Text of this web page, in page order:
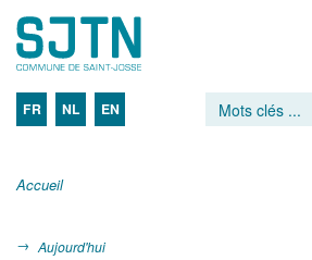
FR NL EN
Accueil
Aujourd'hui